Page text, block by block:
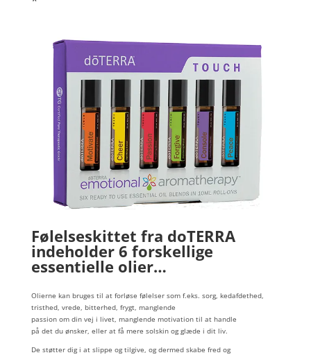
Følelseskittet fra doTERRA
indeholder 6 forskellige
essentielle olier…
Olierne kan bruges til at forløse følelser som f.eks. sorg, kedafdethed,
tristhed, vrede, bitterhed, frygt, manglende
passion om din vej i livet, manglende motivation til at handle
på det du ønsker, eller at få mere solskin og glæde i dit liv.
De støtter dig i at slippe og tilgive, og dermed skabe fred og